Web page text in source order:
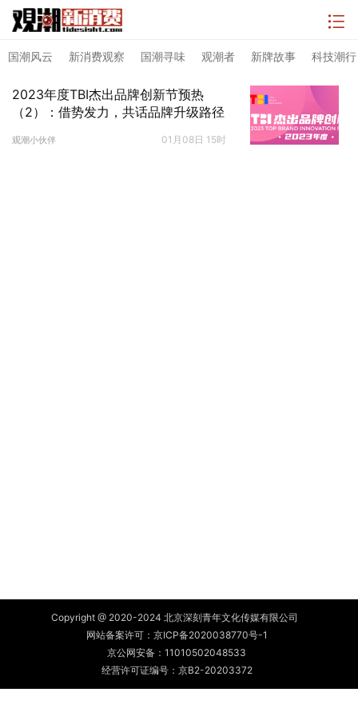
国潮风云 新消费观察 国潮寻味 观潮者 新牌故事 科技潮行
2023年度TBI杰出品牌创新节预热
（2）：借势发力，共话品牌升级路径
观潮小伙伴 01月08日 15时
Copyright @ 2020-2024 北京深刻青年文化传媒有限公司
网站备案许可： 京ICP备2020038770号-1
京公网安备： 11010502048533
经营许可证编号：京B2-20203372